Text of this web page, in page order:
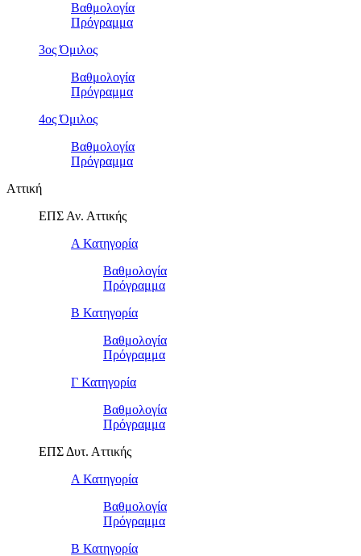
Βαθμολογία
Πρόγραμμα
3ος Όμιλος
Βαθμολογία
Πρόγραμμα
4ος Όμιλος
Βαθμολογία
Πρόγραμμα
Αττική
ΕΠΣ Αν. Αττικής
Α Κατηγορία
Βαθμολογία
Πρόγραμμα
Β Κατηγορία
Βαθμολογία
Πρόγραμμα
Γ Κατηγορία
Βαθμολογία
Πρόγραμμα
ΕΠΣ Δυτ. Αττικής
Α Κατηγορία
Βαθμολογία
Πρόγραμμα
Β Κατηγορία